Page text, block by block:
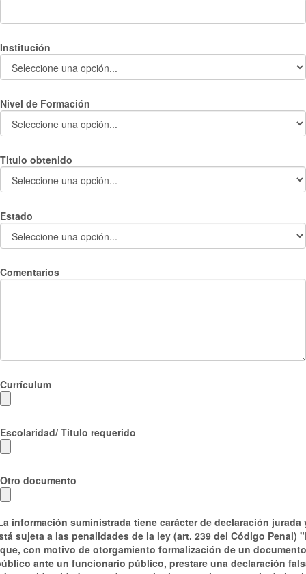
Institución
Nivel de Formación
Titulo obtenido
Estado
Comentarios
Currículum
Escolaridad/ Título requerido
Otro documento
información suministrada tiene carácter de declaración jurada
sujeta a las penalidades de la ley (art. 239 del Código Penal)
que, con motivo de otorgamiento formalización de un documento
ante un funcionario público, prestare una declaración